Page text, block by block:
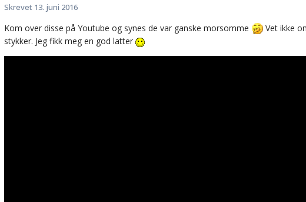
Skrevet 13. juni 2016
Kom over disse på Youtube og synes de var ganske morsomme
Vet ikke
stykker. Jeg fikk meg en god latter